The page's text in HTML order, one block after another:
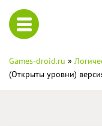
Games-droid.ru »
(Открыты уровни)